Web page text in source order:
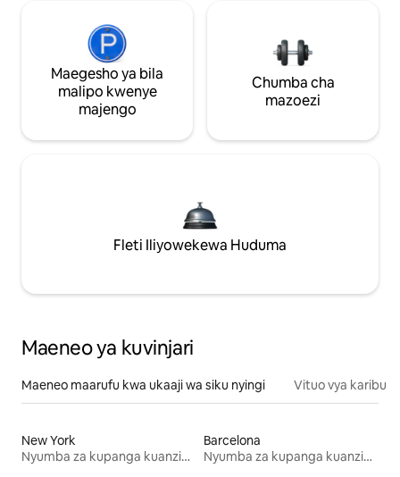
Maegesho ya bila
malipo kwenye
majengo
Chumba cha
mazoezi
Fleti Iliyowekewa Huduma
Maeneo ya kuvinjari
Maeneo maarufu kwa ukaaji wa siku nyingi Vituo vya karibu
New York
Nyumba za kupanga kuanzia mwezi mmoja
Barcelona
Nyumba za kupanga kuanzia mwezi mmoja